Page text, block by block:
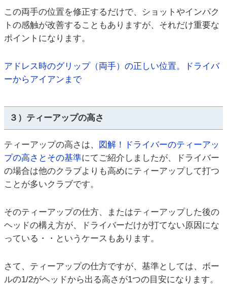
この両手の位置を修正するだけで、ショットやインパク
トの感触が改善することもありますが、それだけ重要な
ポイントになります。
アドレス時のグリップ（両手）の正しい位置。ドライバ
ーからアイアンまで
３）ティーアップの高さ
ティーアップの高さは、
図解！ドライバーのティーアッ
プの高さとその基準にてご紹介しましたが、ドライバー
の場合は他のクラブよりも高めにティーアップして打つ
ことが多いクラブです。
そのティーアップの仕方、またはティーアップした後の
ヘッドの構え方が、ドライバーだけが打てない原因にな
っている・・というケースもあります。
さて、ティーアップの仕方ですが、基準としては、ボー
ルの1/2がヘッドから出る高さが1つの目安になります。